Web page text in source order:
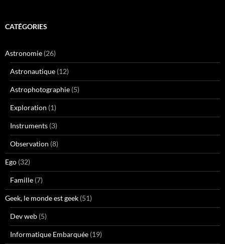
CATÉGORIES
Astronomie (26)
Astronautique (12)
Astrophotographie (5)
Exploration (1)
Instruments (3)
Observation (8)
Ego (32)
Famille (7)
Geek, le monde est geek (51)
Dev web (5)
Informatique Embarquée (19)